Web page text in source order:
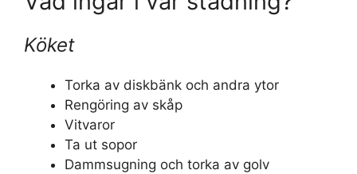
Köket
Torka av diskbänk och andra ytor
Rengöring av skåp
Vitvaror
Ta ut sopor
Dammsugning och torka av golv